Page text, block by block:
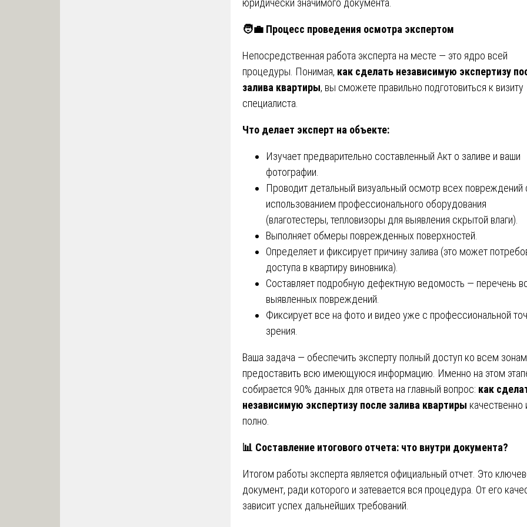
🧑 Процесс проведения осмотра экспертом
Непосредственная работа эксперта на месте — это ядро всей
процедуры. Понимая, как сделать независимую экспертизу
залива квартиры, вы сможете правильно подготовиться к визиту
специалиста.
Что делает эксперт на объекте:
Изучает предварительно составленный Акт о заливе и ваши
фотографии.
Проводит детальный визуальный осмотр всех повреждений
использованием профессионального оборудования
(влаготестеры, тепловизоры для выявления скрытой влаги).
Выполняет обмеры поврежденных поверхностей.
Определяет и фиксирует причину залива (это может
доступа в квартиру виновника).
Составляет подробную дефектную ведомость — перечень
выявленных повреждений.
Фиксирует все на фото и видео уже с профессиональной
зрения.
Ваша задача — обеспечить эксперту полный доступ ко всем
предоставить всю имеющуюся информацию. Именно на этом
собирается 90% данных для ответа на главный вопрос: как
независимую экспертизу после залива квартиры качественно
полно.
📊 Составление итогового отчета: что внутри документа?
Итогом работы эксперта является официальный отчет. Это
документ, ради которого и затевается вся процедура. От его
зависит успех дальнейших требований.